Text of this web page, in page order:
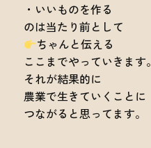
・いいものを作る
のは当たり前として
ちゃんと伝える
ここまでやっていきます。
それが結果的に
農業で生きていくことに
つながると思ってます。